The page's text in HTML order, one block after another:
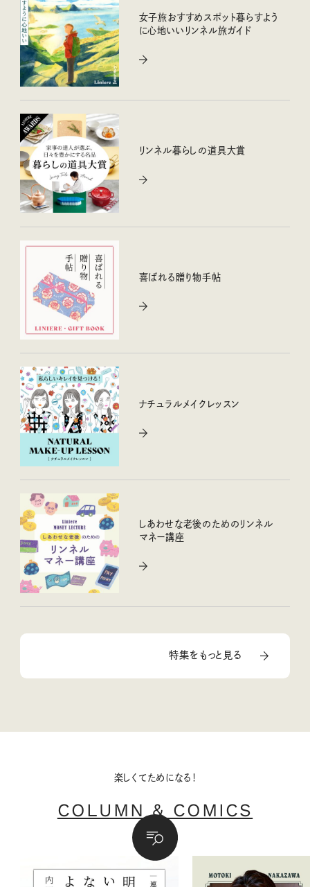
女子旅おすすめスポット暮らすよう
に心地いいリンネル旅ガイド
リンネル暮らしの道具大賞
喜ばれる贈り物手帖
ナチュラルメイクレッスン
しあわせな老後のためのリンネル
マネー講座
特集をもっと見る
楽しくてためになる！
COLUMN & COMICS